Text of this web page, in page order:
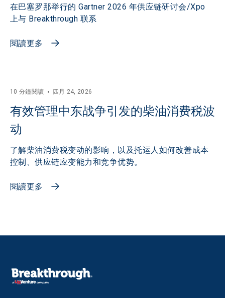
在巴塞罗那举行的 Gartner 2026 年供应链研讨会/Xpo
上与 Breakthrough 联系
閱讀更多
10 分鐘閱讀 四月 24, 2026
有效管理中东战争引发的柴油消费税波
动
了解柴油消费税变动的影响，以及托运人如何改善成本
控制、供应链应变能力和竞争优势。
閱讀更多